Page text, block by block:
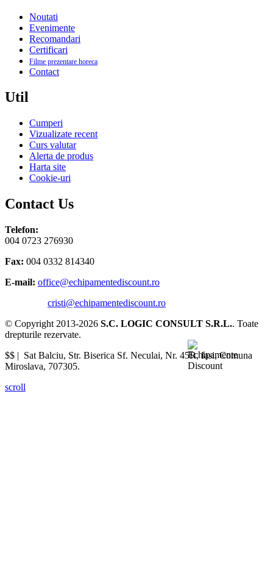
Noutati
Evenimente
Recomandari
Certificari
Filme prezentare horeca
Contact
Util
Cumperi
Vizualizate recent
Curs valutar
Alerta de produs
Harta site
Cookie-uri
Contact Us
Telefon:
004 0723 276930
Fax: 004 0332 814340
E-mail: office@echipamentediscount.ro
cristi@echipamentediscount.ro
© Copyright 2013-2026 S.C. LOGIC CONSULT S.R.L.. Toate
drepturile rezervate.
$$ | Sat Balciu, Str. Biserica Sf. Neculai, Nr. 45R,Iasi,Comuna
Miroslava, 707305.
scroll